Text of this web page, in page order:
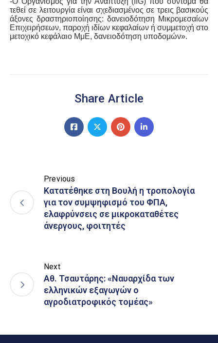
τεθεί σε λειτουργία είναι σχεδιασμένος σε τρεις βασικούς
άξονες δραστηριοποίησης: δανειοδότηση Μικρομεσαίων
Επιχειρήσεων, παροχή ιδίων κεφαλαίων ή συμμετοχή στο
μετοχικό κεφάλαιο ΜμΕ, δανειοδότηση υποδομών».
Share Article
Previous
Κατατέθηκε στη Βουλή η τροπολογία
για τον συμψηφισμό του ΦΠΑ,
ελαφρύνσεις σε μικροκαταθέτες
άνεργους, φοιτητές
Next
Αθ. Τσαυτάρης: «Ναυαρχίδα των
ελληνικών εξαγωγών ο
αγροδιατροφικός τομέας»